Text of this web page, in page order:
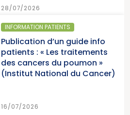
28/07/2026
INFORMATION PATIENTS
Publication d’un guide info
patients : « Les traitements
des cancers du poumon »
(Institut National du Cancer)
16/07/2026